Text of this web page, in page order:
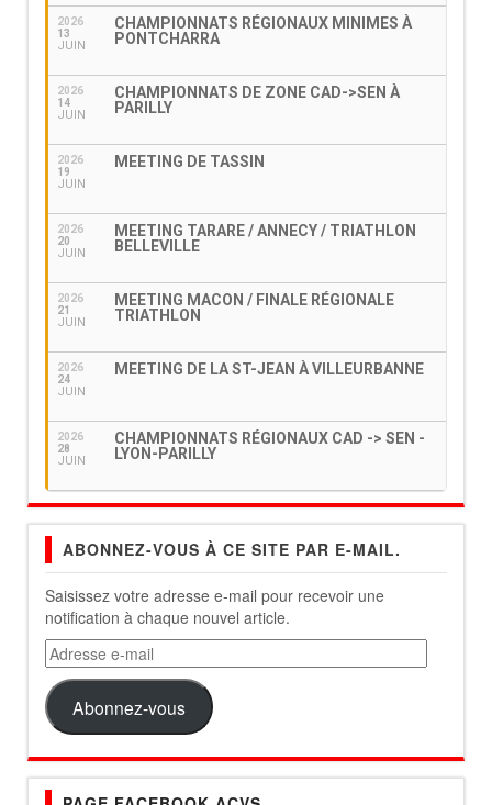
2026
13
JUIN
CHAMPIONNATS RÉGIONAUX MINIMES À
PONTCHARRA
2026
14
JUIN
CHAMPIONNATS DE ZONE CAD->SEN À
PARILLY
2026
19
JUIN
MEETING DE TASSIN
2026
20
JUIN
MEETING TARARE / ANNECY / TRIATHLON
BELLEVILLE
2026
21
JUIN
MEETING MACON / FINALE RÉGIONALE
TRIATHLON
2026
24
JUIN
MEETING DE LA ST-JEAN À VILLEURBANNE
2026
28
JUIN
CHAMPIONNATS RÉGIONAUX CAD -> SEN -
LYON-PARILLY
ABONNEZ-VOUS À CE SITE PAR E-MAIL.
Saisissez votre adresse e-mail pour recevoir une
notification à chaque nouvel article.
Adresse
e-
mail
Abonnez-vous